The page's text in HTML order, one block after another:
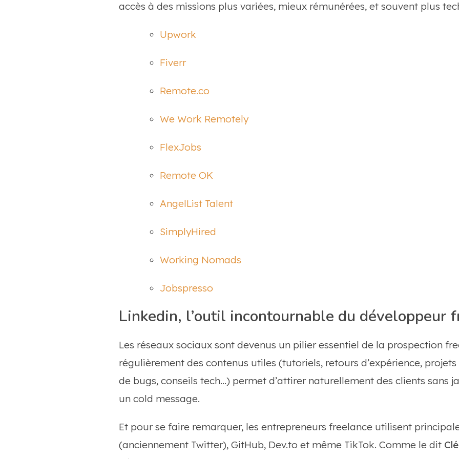
accès à des missions plus variées, mieux rémunérées, et souvent plus
Upwork
Fiverr
Remote.co
We Work Remotely
FlexJobs
Remote OK
AngelList Talent
SimplyHired
Working Nomads
Jobspresso
Linkedin, l’outil incontournable du développeur
Les réseaux sociaux sont devenus un pilier essentiel de la prospection
régulièrement des contenus utiles (tutoriels, retours d’expérience,
de bugs, conseils tech…) permet d’attirer naturellement des clients sans
un cold message.
Et pour se faire remarquer, les entrepreneurs freelance utilisent
(anciennement Twitter), GitHub, Dev.to et même TikTok. Comme le dit